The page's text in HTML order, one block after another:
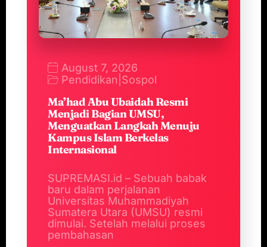
August 7, 2026
Pendidikan Sospol
Ma’had Abu Ubaidah Resmi
Menjadi Bagian UMSU,
Menguatkan Langkah Menuju
Kampus Islam Berkelas
Internasional
SUPREMASI.id – Sebuah babak
baru dalam perjalanan
Universitas Muhammadiyah
Sumatera Utara (UMSU) resmi
dimulai. Setelah melalui proses
pembahasan